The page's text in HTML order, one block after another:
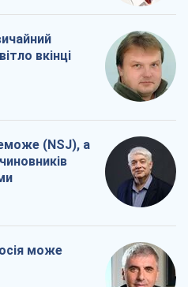
вкінці
(NSJ), а
може